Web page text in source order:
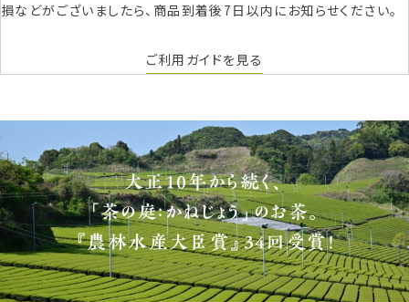
損などがございましたら、商品到着後7日以内にお知らせください。
ご利用ガイドを見る
大正10年から続く、
「茶の庭：かねじょう」のお茶。
『農林水産大臣賞』34回受賞！